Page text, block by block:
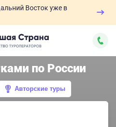
Восток уже в
по России
Авторские туры